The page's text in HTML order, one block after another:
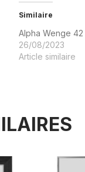
Similaire
Alpha Wenge
26/08/2023
Article similaire